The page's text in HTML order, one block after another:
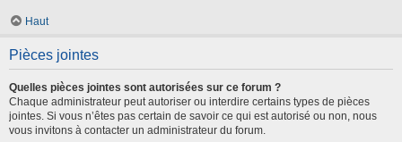
Haut
Pièces jointes
Quelles pièces jointes sont autorisées sur ce forum ?
Chaque administrateur peut autoriser ou interdire certains types de pièces
jointes. Si vous n’êtes pas certain de savoir ce qui est autorisé ou non, nous
vous invitons à contacter un administrateur du forum.